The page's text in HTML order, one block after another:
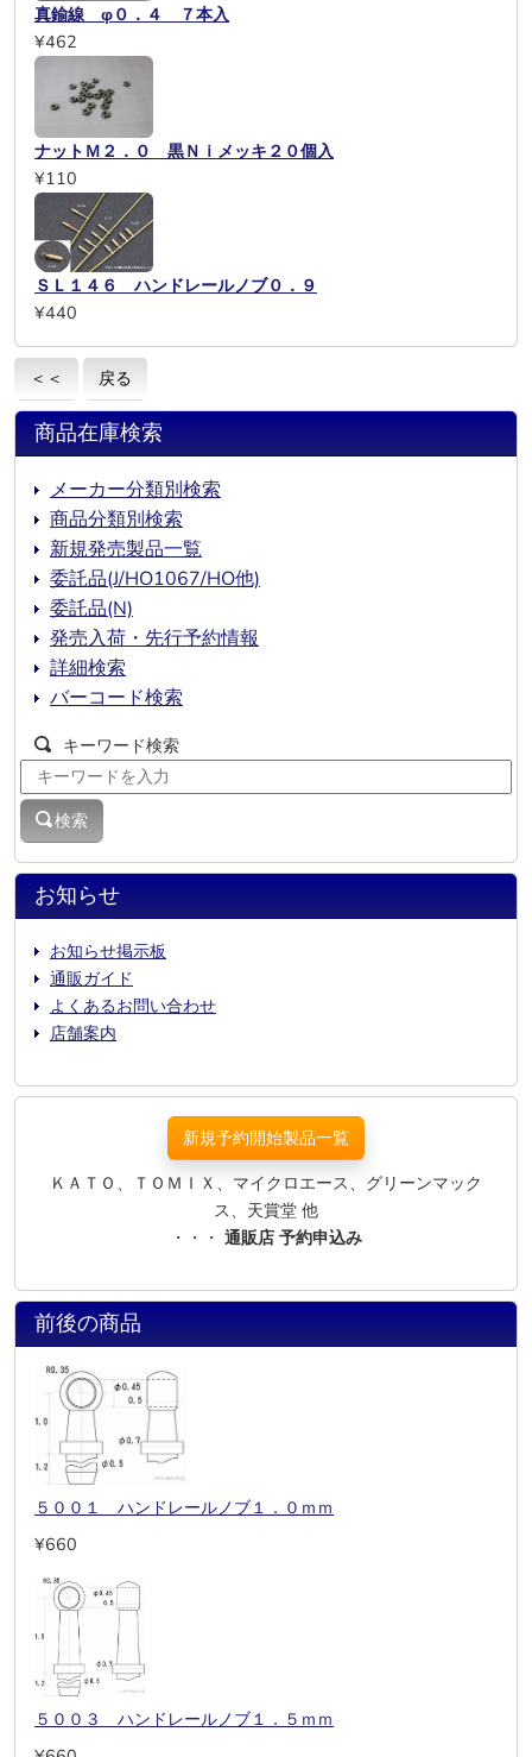
真鍮線 φ０．４ ７本入
¥462
ナットＭ２．０ 黒Ｎｉメッキ２０個入
¥110
ＳＬ１４６ ハンドレールノブ０．９
¥440
＜＜ 戻る
お知らせ
お知らせ掲示板
通販ガイド
よくあるお問い合わせ
店舗案内
商品在庫検索
メーカー分類別検索
商品分類別検索
新規発売製品一覧
委託品(J/HO1067/HO他)
委託品(N)
発売入荷・先行予約情報
詳細検索
バーコード検索
キーワード検索
検索
新規予約開始製品一覧
ＫＡＴＯ、ＴＯＭＩＸ、マイクロエース、グリーンマック
ス、天賞堂 他
・・・ 通販店 予約申込み
前後の商品
５００１ ハンドレールノブ１．０ｍｍ
¥660
５００３ ハンドレールノブ１．５ｍｍ